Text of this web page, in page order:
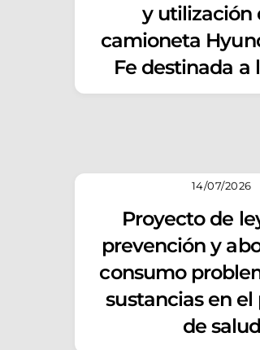
y utilización
camioneta
Fe destinada a
14/07/2026
Proyecto de
prevención y
consumo
sustancias en el
de salud